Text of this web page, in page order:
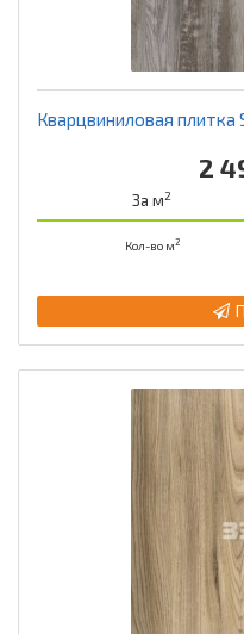
Кварцвиниловая
2
За м2
Кол-во м2